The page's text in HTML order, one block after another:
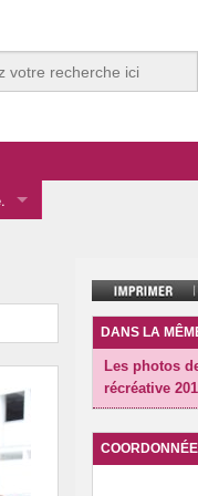
Durable 2025.
Durable dans années
DANS LA
Les photos
récréative